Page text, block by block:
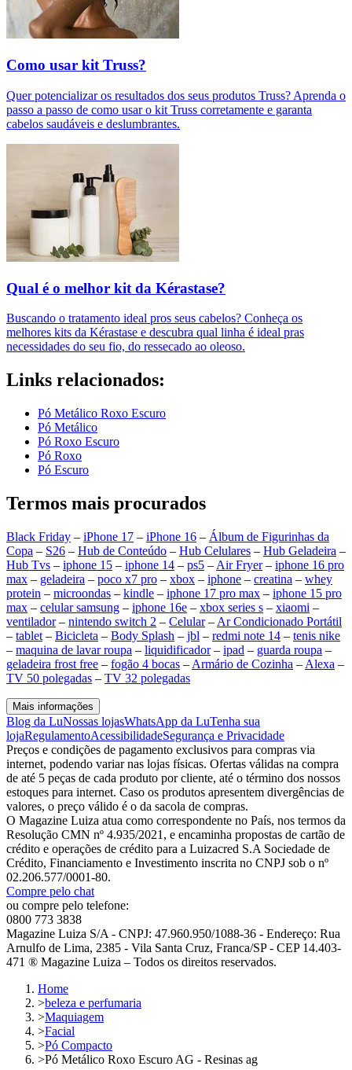
Como usar kit Truss?
Quer potencializar os resultados dos seus produtos Truss? Aprenda o
passo a passo de como usar o kit Truss corretamente e garanta
cabelos saudáveis e deslumbrantes.
Qual é o melhor kit da Kérastase?
Buscando o tratamento ideal pros seus cabelos? Conheça os
melhores kits da Kérastase e descubra qual linha é ideal pras
necessidades do seu fio, do ressecado ao oleoso.
Links relacionados:
Pó Metálico Roxo Escuro
Pó Metálico
Pó Roxo Escuro
Pó Roxo
Pó Escuro
Termos mais procurados
Black Friday – iPhone 17 – iPhone 16 – Álbum de Figurinhas da
Copa – S26 – Hub de Conteúdo – Hub Celulares – Hub Geladeira –
Hub Tvs – iphone 15 – iphone 14 – ps5 – Air Fryer– iphone 16 pro
max – geladeira – poco x7 pro – xbox – iphone – creatina – whey
protein – microondas – kindle – iphone 17 pro max – iphone 15 pro
max – celular samsung – iphone 16e – xbox series s – xiaomi –
ventilador– nintendo switch 2 – Celular– Ar Condicionado Portátil
– tablet – Bicicleta – Body Splash – jbl – redmi note 14 – tenis nike
– maquina de lavar roupa – liquidificador– ipad – guarda roupa –
geladeira frost free – fogão 4 bocas – Armário de Cozinha – Alexa –
TV 50 polegadas – TV 32 polegadas
Mais informações
Blog da LuNossas lojasWhatsApp da LuTenha sua
lojaRegulamentoAcessibilidadeSegurança e Privacidade
Preços e condições de pagamento exclusivos para compras via
internet, podendo variar nas lojas físicas. Ofertas válidas na compra
de até 5 peças de cada produto por cliente, até o término dos nossos
estoques para internet. Caso os produtos apresentem divergências de
valores, o preço válido é o da sacola de compras.
O Magazine Luiza atua como correspondente no País, nos termos da
Resolução CMN nº 4.935/2021, e encaminha propostas de cartão de
crédito e operações de crédito para a Luizacred S.A Sociedade de
Crédito, Financiamento e Investimento inscrita no CNPJ sob o nº
02.206.577/0001-80.
Compre pelo chat
ou compre pelo telefone:
0800 773 3838
Magazine Luiza S/A - CNPJ: 47.960.950/1088-36 - Endereço: Rua
Arnulfo de Lima, 2385 - Vila Santa Cruz, Franca/SP - CEP 14.403-
471 ® Magazine Luiza – Todos os direitos reservados.
Home
>beleza e perfumaria
>Maquiagem
>Facial
>Pó Compacto
>Pó Metálico Roxo Escuro AG - Resinas ag